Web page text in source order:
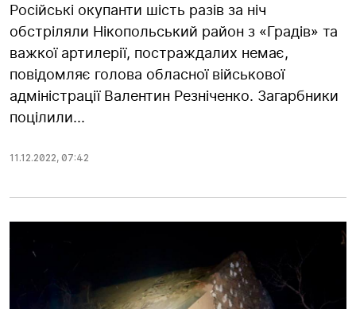
Російські окупанти шість разів за ніч
обстріляли Нікопольський район з «Градів» та
важкої артилерії, постраждалих немає,
повідомляє голова обласної військової
адміністрації Валентин Резніченко. Загарбники
поцілили...
11.12.2022, 07:42